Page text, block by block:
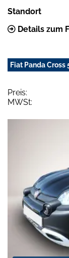
Standort
Details zum
Fiat Panda
Preis:
MWSt: